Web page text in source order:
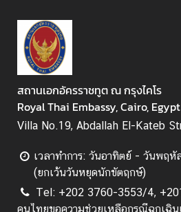
สถานเอกอัครราชทูต ณ กรุงไคโร
Royal Thai Embassy, Cairo, Egypt
Villa No.19, Abdallah El-Kateb
เวลาทำการ: วันอาทิตย์ - วันพฤ
(ยกเว้นวันหยุดนักขัตฤกษ์)
Tel: +202 3760-3553/4,
คนไทยขอความช่วยเหลือกรณีฉุกเฉิน